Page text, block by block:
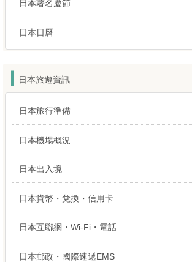
日本著名慶節
日本日曆
日本旅遊資訊
日本旅行準備
日本機場概況
日本出入境
日本貨幣・兌換・信用卡
日本互聯網・Wi-Fi・電話
日本郵政・國際速遞EMS